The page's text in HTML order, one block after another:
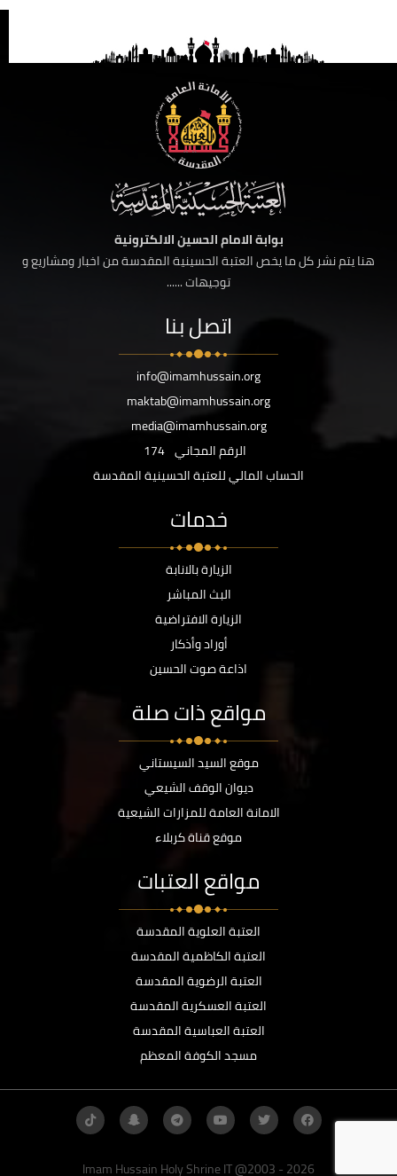
بوابة الامام الحسين الالكترونية
هنا يتم نشر كل ما يخص العتبة الحسينية المقدسة من اخبار ومشاريع و
توجيهات ......
اتصل بنا
info@imamhussain.org
maktab@imamhussain.org
media@imamhussain.org
الرقم المجاني 174
الحساب المالي للعتبة الحسينية المقدسة
خدمات
الزيارة بالانابة
البث المباشر
الزيارة الافتراضية
أوراد وأذكار
اذاعة صوت الحسين
مواقع ذات صلة
موقع السيد السيستاني
ديوان الوقف الشيعي
الامانة العامة للمزارات الشيعية
موقع قناة كربلاء
مواقع العتبات
العتبة العلوية المقدسة
العتبة الكاظمية المقدسة
العتبة الرضوية المقدسة
العتبة العسكرية المقدسة
العتبة العباسية المقدسة
مسجد الكوفة المعظم
Imam Hussain Holy Shrine IT @2003 - 2026